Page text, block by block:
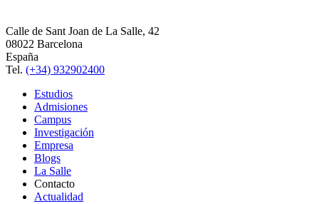
Calle de Sant Joan de La Salle, 42
08022 Barcelona
España
Tel. (+34) 932902400
Estudios
Admisiones
Campus
Investigación
Empresa
Blogs
La Salle
Contacto
Actualidad